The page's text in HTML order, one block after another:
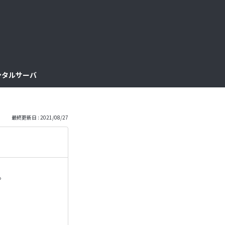
ルサーバ
る
最終更新日 : 2021/08/27